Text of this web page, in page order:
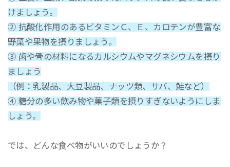
けましょう。
② 抗酸化作用のあるビタミンＣ、Ｅ、カロテンが豊富な
野菜や果物を摂りましょう。
③ 歯や骨の材料になるカルシウムやマグネシウムを摂り
ましょう
（例：乳製品、大豆製品、ナッツ類、サバ、鮭など）
④ 糖分の多い飲み物や菓子類を摂りすぎないようにしま
しょう。
では、どんな食べ物がいいのでしょうか？